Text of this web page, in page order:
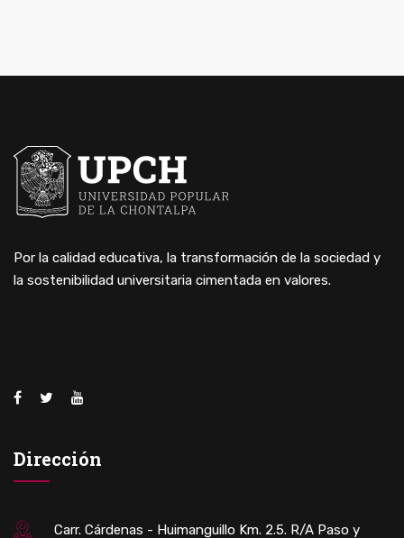
Por la calidad educativa, la transformación de la sociedad y
la sostenibilidad universitaria cimentada en valores.
Dirección
Carr. Cárdenas - Huimanguillo Km. 2.5. R/A Paso y